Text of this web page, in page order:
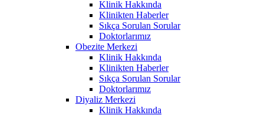
Klinik Hakkında
Klinikten Haberler
Sıkça Sorulan Sorular
Doktorlarımız
Obezite Merkezi
Klinik Hakkında
Klinikten Haberler
Sıkça Sorulan Sorular
Doktorlarımız
Diyaliz Merkezi
Klinik Hakkında